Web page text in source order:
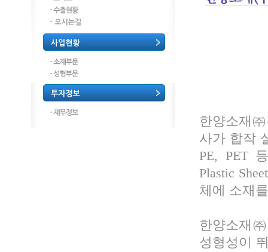
한양소재
사가 합작
PE, PET
Plastic
체에 소재
한양소재
성형성이